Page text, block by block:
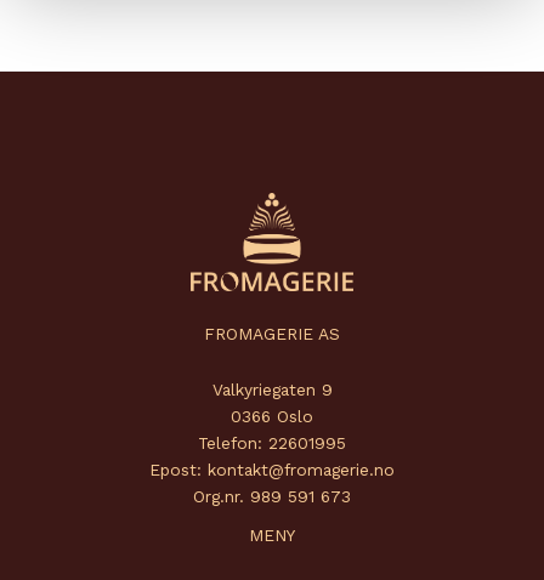
FROMAGERIE AS
Valkyriegaten 9
0366 Oslo
Telefon: 22601995
Epost: kontakt@fromagerie.no
Org.nr. 989 591 673
MENY